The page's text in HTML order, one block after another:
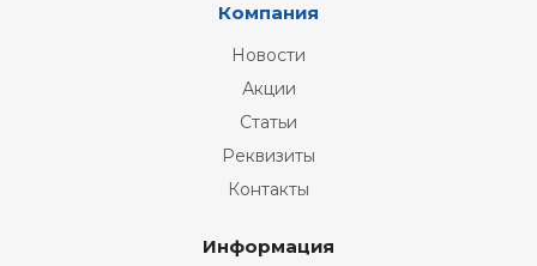
Компания
Новости
Акции
Статьи
Реквизиты
Контакты
Информация